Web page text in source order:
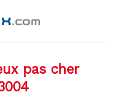
pas cher